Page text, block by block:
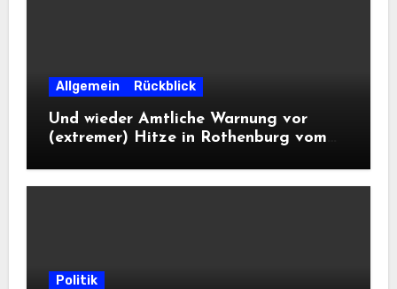
Allgemein Rückblick
Und wieder Amtliche Warnung vor
(extremer) Hitze in Rothenburg vom
Politik